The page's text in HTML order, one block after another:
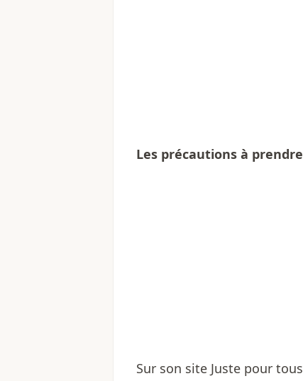
Les précautions à prendre
Sur son site Juste pour tous